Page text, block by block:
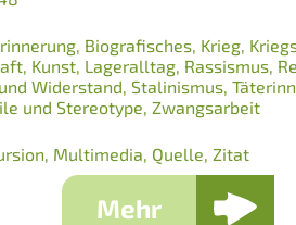
Biografisches Krieg
Kunst Lageralltag Rassismus
Widerstand Stalinismus
und Stereotype Zwangsarbeit
Multimedia Quelle Zitat
Mehr